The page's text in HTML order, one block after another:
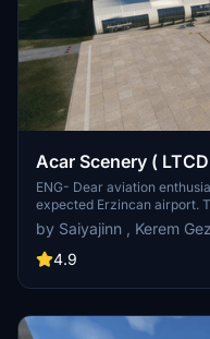
Acar Scenery (
ENG- Dear aviation
expected Erzincan airport.
beautiful approach, is here
was put into service in
by Saiyajinn , Kerem
4.9